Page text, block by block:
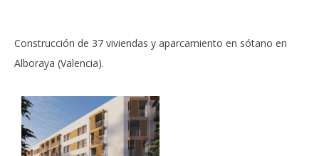
Construcción de 37 viviendas y aparcamiento en sótano en
Alboraya (Valencia).